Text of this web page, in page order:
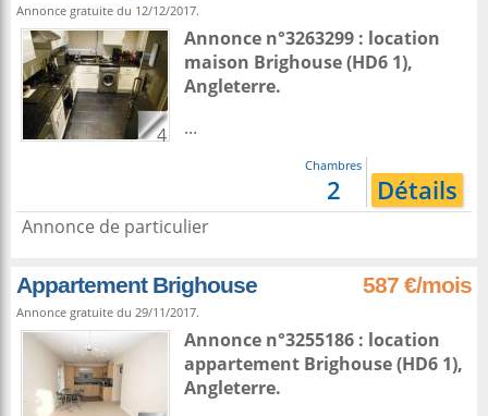
Annonce gratuite du 12/12/2017.
4
Annonce n°3263299 : location
maison Brighouse(HD6 1),
Angleterre.
...
Chambres
2 Détails
Annonce de particulier
Appartement Brighouse 587 €/mois
Annonce gratuite du 29/11/2017.
Annonce n°3255186 : location
appartement Brighouse(HD6 1),
Angleterre.